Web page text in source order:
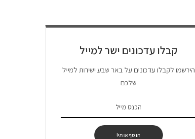
קבלו עדכונים ישר למייל
הירשמו לקבלו עדכונים על באר שבע ישירות למייל
שלכם
הוסף אותי!